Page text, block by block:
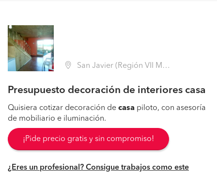
San Javier (Región VII Maule - Linares)
Presupuesto decoración de interiores casa
Quisiera cotizar decoración de casa piloto, con asesoría
de mobiliario e iluminación.
¡Pide precio gratis y sin compromiso!
¿Eres un profesional? Consigue trabajos como este